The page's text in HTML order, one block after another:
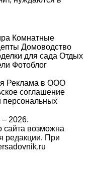
Комнатные
Домоводство
для сада Отдых
Фотоблог
Реклама в ООО
соглашение
персональных
– 2026.
сайта возможна
редакции. При